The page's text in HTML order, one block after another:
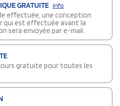
GRATUITE info
effectuée, une conception
qui est effectuée avant la
sera envoyée par e-mail.
gratuite pour toutes les